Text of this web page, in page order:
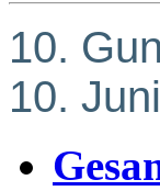
10.
10.